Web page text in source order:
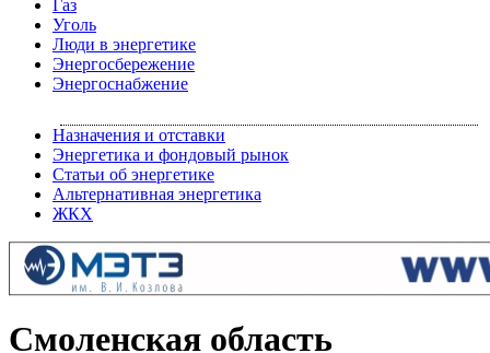
Газ
Уголь
Люди в энергетике
Энергосбережение
Энергоснабжение
Назначения и отставки
Энергетика и фондовый рынок
Статьи об энергетике
Альтернативная энергетика
ЖКХ
Смоленская область